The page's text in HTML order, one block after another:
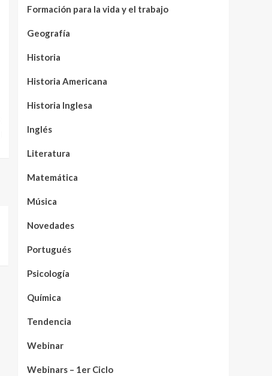
Formación para la vida y el trabajo
Geografía
Historia
Historia Americana
Historia Inglesa
Inglés
Literatura
Matemática
Música
Novedades
Portugués
Psicología
Química
Tendencia
Webinar
Webinars – 1er Ciclo